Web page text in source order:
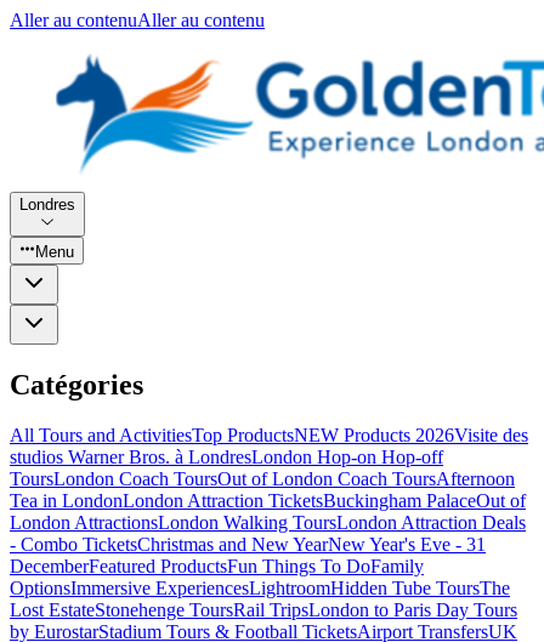
Aller au contenuAller au contenu
Londres
Menu
Catégories
All Tours and ActivitiesTop ProductsNEW Products 2026Visite des
studios Warner Bros. à LondresLondon Hop-on Hop-off
ToursLondon Coach ToursOut of London Coach ToursAfternoon
Tea in LondonLondon Attraction TicketsBuckingham PalaceOut of
London AttractionsLondon Walking ToursLondon Attraction Deals
- Combo TicketsChristmas and New YearNew Year's Eve - 31
DecemberFeatured ProductsFun Things To DoFamily
OptionsImmersive ExperiencesLightroomHidden Tube ToursThe
Lost EstateStonehenge ToursRail TripsLondon to Paris Day Tours
by EurostarStadium Tours & Football TicketsAirport TransfersUK